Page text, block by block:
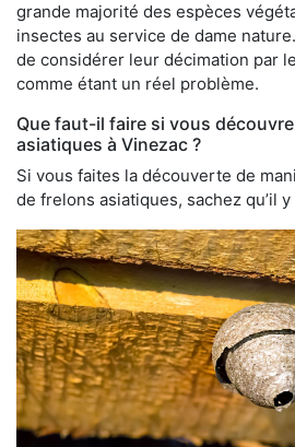
grande majorité des espèces
insectes au service de dame
de considérer leur décimation par
comme étant un réel problème.
Que faut-il faire si vous
asiatiques à Vinezac ?
Si vous faites la découverte de
de frelons asiatiques, sachez qu’il